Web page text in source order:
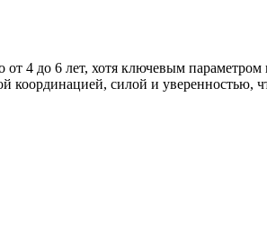
от 4 до 6 лет, хотя ключевым
координацией, силой и